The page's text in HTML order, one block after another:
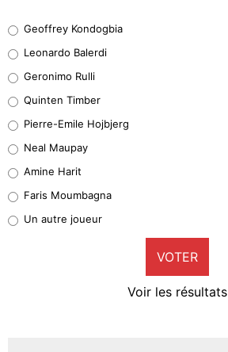
38%
32%
5%
1%
9%
Geoffrey Kondogbia
Leonardo Balerdi
Geronimo Rulli
Quinten Timber
Pierre-Emile Hojbjerg
Neal Maupay
Amine Harit
Faris Moumbagna
Un autre joueur
VOTER
Voir les résultats